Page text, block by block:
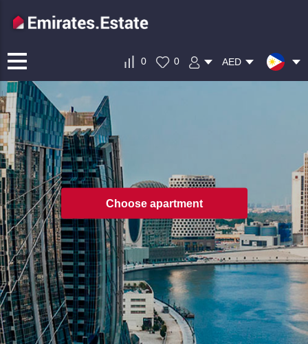
0 0 AED
Choose apartment